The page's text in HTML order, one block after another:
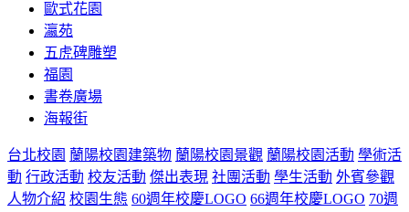
歐式花園
瀛苑
五虎碑雕塑
福園
書卷廣場
海報街
台北校園 蘭陽校園建築物 蘭陽校園景觀 蘭陽校園活動 學術活
動 行政活動 校友活動 傑出表現 社團活動 學生活動 外賓參觀
人物介紹 校園生態 60週年校慶LOGO 66週年校慶LOGO 70週